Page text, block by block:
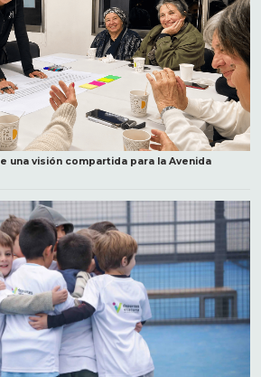
una visión compartida para la Avenida